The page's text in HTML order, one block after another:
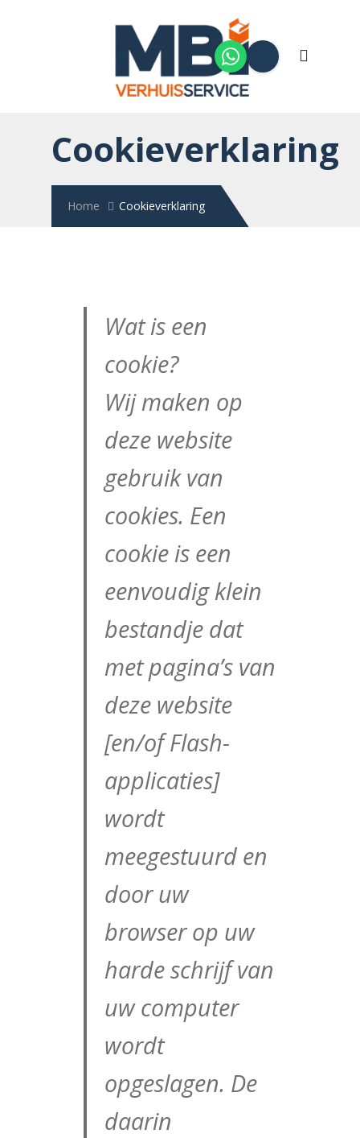
AanvraagCookieverklaring
Home Cookieverklaring
Wat is een
cookie?
Wij maken op
deze website
gebruik van
cookies. Een
cookie is een
eenvoudig klein
bestandje dat
met pagina’s van
deze website
[en/of Flash-
applicaties]
wordt
meegestuurd en
door uw
browser op uw
harde schrijf van
uw computer
wordt
opgeslagen. De
daarin